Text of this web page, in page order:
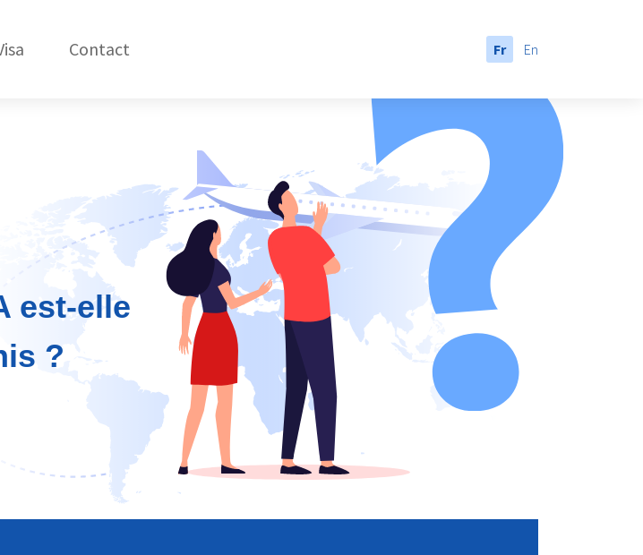
République Dom.
Contact Fr En
est-elle
?